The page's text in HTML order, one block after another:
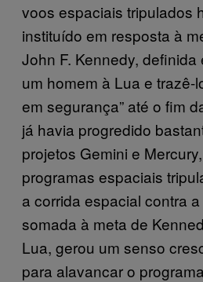
voos espaciais tripulados
instituído em resposta à
John F. Kennedy, definida
um homem à Lua e trazê-
em segurança” até o fim
já havia progredido
projetos Gemini e
programas espaciais
a corrida espacial contra
somada à meta de
Lua, gerou um senso
para alavancar o